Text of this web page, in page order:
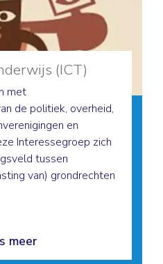
(ICT)
met
de politiek, overheid,
en
Interessegroep zich
tussen
van) grondrechten
meer